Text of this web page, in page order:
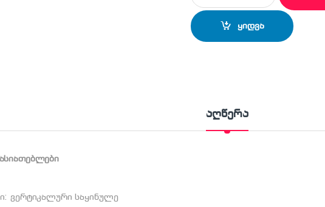
ყიდვა
აღწერა
ვერტიკალური საყინულე